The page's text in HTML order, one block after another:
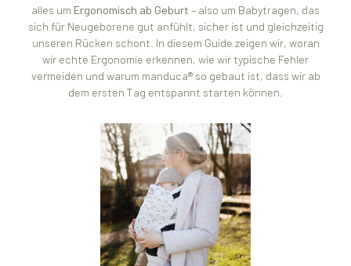
alles um Ergonomisch ab Geburt – also um Babytragen, das
sich für Neugeborene gut anfühlt, sicher ist und gleichzeitig
unseren Rücken schont. In diesem Guide zeigen wir, woran
wir echte Ergonomie erkennen, wie wir typische Fehler
vermeiden und warum manduca® so gebaut ist, dass wir ab
dem ersten Tag entspannt starten können.